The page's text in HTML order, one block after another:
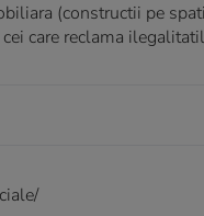
(constructii pe
care reclama